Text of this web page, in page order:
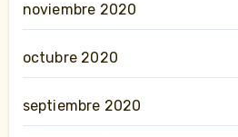
noviembre 2020
octubre 2020
septiembre 2020